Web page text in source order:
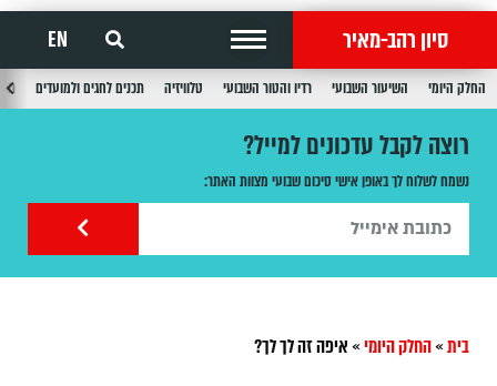
סיון רהב-מאיר EN
החלק היומי השיעור השבועי רדיו והטור השבועי טלוויזיה תכנים לחגים ולמועדים
רוצה לקבל עדכונים למייל?
נשמח לשלוח לך באופן אישי סיכום שבועי מצוות האתר:
בית»החלק היומי»איפה זה לך לך?